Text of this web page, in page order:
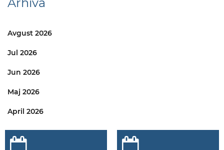
Avgust 2026
Jul 2026
Jun 2026
Maj 2026
April 2026